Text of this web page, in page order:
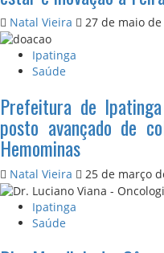
Natal Vieira 27 de maio de
Ipatinga
Saúde
Prefeitura de
posto avançado de
Hemominas
Natal Vieira 25 de março
Ipatinga
Saúde